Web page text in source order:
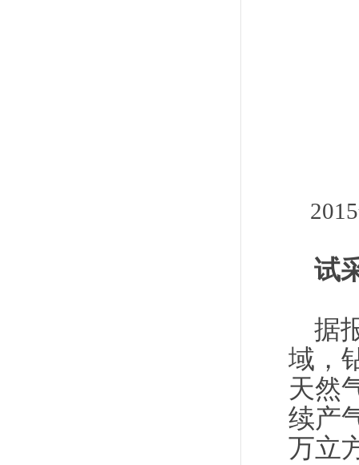
试
据
域，
天然
续产
万立